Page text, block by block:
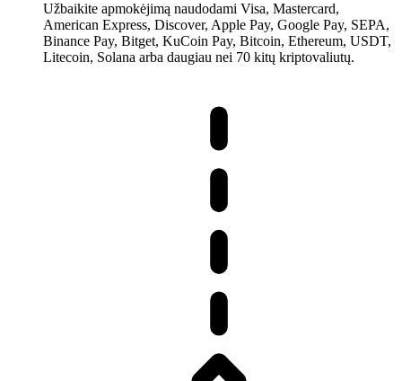
Užbaikite apmokėjimą naudodami Visa, Mastercard,
American Express, Discover, Apple Pay, Google Pay, SEPA,
Binance Pay, Bitget, KuCoin Pay, Bitcoin, Ethereum, USDT,
Litecoin, Solana arba daugiau nei 70 kitų kriptovaliutų.